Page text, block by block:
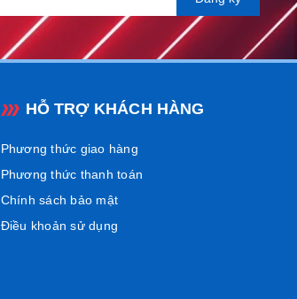
HỖ TRỢ KHÁCH HÀNG
Phương thức giao hàng
Phương thức thanh toán
Chính sách bảo mật
Điều khoản sử dụng